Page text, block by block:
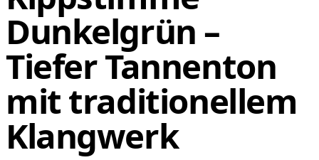
Dunkelgrün –
Tiefer Tannenton
mit traditionellem
Klangwerk